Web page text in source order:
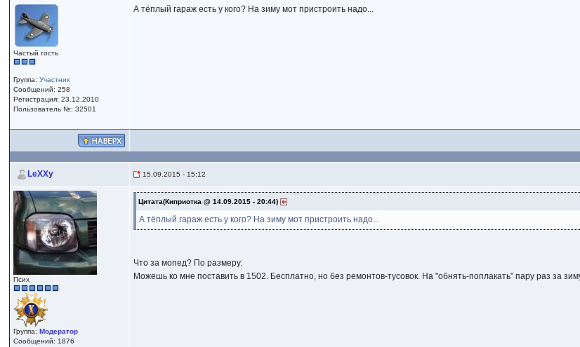
Частый гость
Группа:Участник
Сообщений: 258
Регистрация: 23.12.2010
Пользователь №: 32501
А тёплый гараж есть у кого? На зиму мот пристроить надо...
LeXXy 15.09.2015 - 15:12
Псих
Группа:Модератор
Сообщений: 1876
Цитата(Киприотка @ 14.09.2015 - 20:44)
А тёплый гараж есть у кого? На зиму мот пристроить надо...
Что за мопед? По размеру.
Можешь ко мне поставить в 1502. Бесплатно, но без ремонтов-тусовок. На "обнять-поплакать" пару раз за